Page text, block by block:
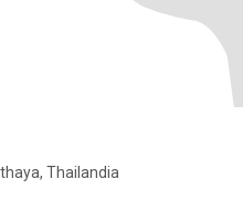
Thailandia